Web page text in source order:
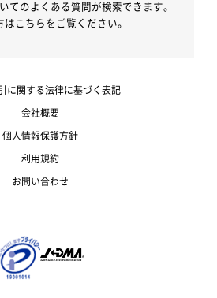
てのよくある質問が検索できます。
はこちらをご覧ください。
に関する法律に基づく表記
会社概要
個人情報保護方針
利用規約
お問い合わせ